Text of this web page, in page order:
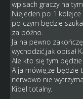
wpisach graczy na
Niejeden po 1 kolejce
po czym będzie
za późno.
Ja na pewno
wychodzić,jak opisał
Ale kto się tym
A ja mówię,że będzie
nerwowo nie
Kibel totalny.